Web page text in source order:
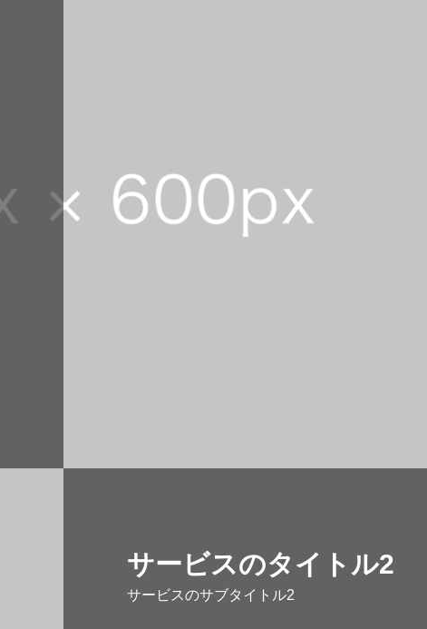
サービスのタイトル2
サービスのサブタイトル2